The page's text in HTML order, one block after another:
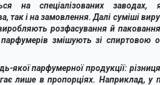
на спеціалізованих заводах,
так і на замовлення. Далі суміші
розфасування й
змішують зі спиртовою
якої парфумерної продукції:
лише в пропорціях. Наприклад, у